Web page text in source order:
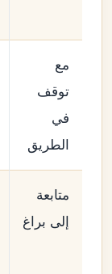
مع
توقف
في
الطريق
متابعة
إلى براغ